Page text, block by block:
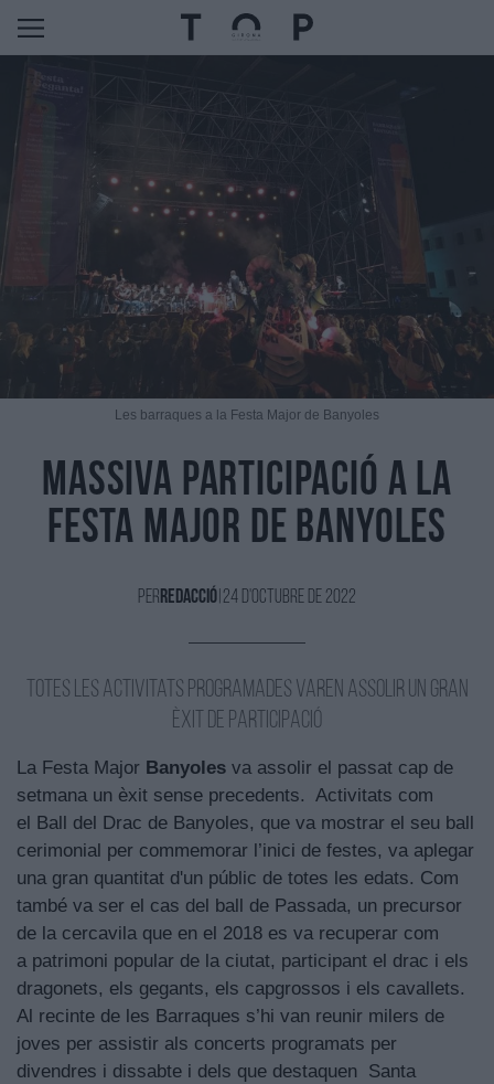
Les barraques a la Festa Major de Banyoles
Massiva participació a la
Festa Major de Banyoles
PerRedacció 24 d'Octubre de 2022
Totes les activitats programades varen assolir un gran
èxit de participació
La Festa Major Banyoles va assolir el passat cap de
setmana un èxit sense precedents. Activitats com
el Ball del Drac de Banyoles, que va mostrar el seu ball
cerimonial per commemorar l’inici de festes, va aplegar
una gran quantitat d'un públic de totes les edats. Com
també va ser el cas del ball de Passada, un precursor
de la cercavila que en el 2018 es va recuperar com
a patrimoni popular de la ciutat, participant el drac i els
dragonets, els gegants, els capgrossos i els cavallets.
Al recinte de les Barraques s’hi van reunir milers de
joves per assistir als concerts programats per
divendres i dissabte i dels que destaquen Santa